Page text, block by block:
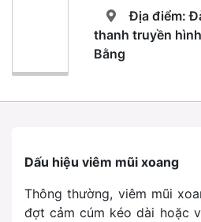
Địa điểm:
thanh truyền
Bằng
Dấu hiệu viêm mũi xoang
Thông thường, viêm mũi
đợt cảm cúm kéo dài hoặc